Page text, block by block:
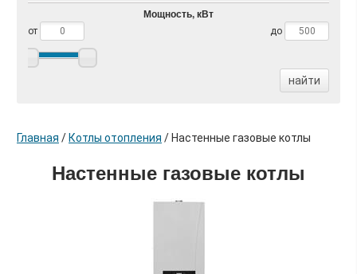
Мощность, кВт
от до
найти
Главная / Котлы отопления / Настенные газовые котлы
Настенные газовые котлы